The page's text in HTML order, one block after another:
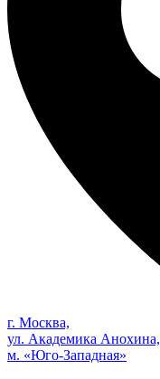
г. Москва,
ул. Академика
м. «Юго-Западная»